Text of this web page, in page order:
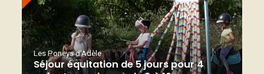
Les Poneys d'Adèle
Séjour équitation de 5 jours pour 4